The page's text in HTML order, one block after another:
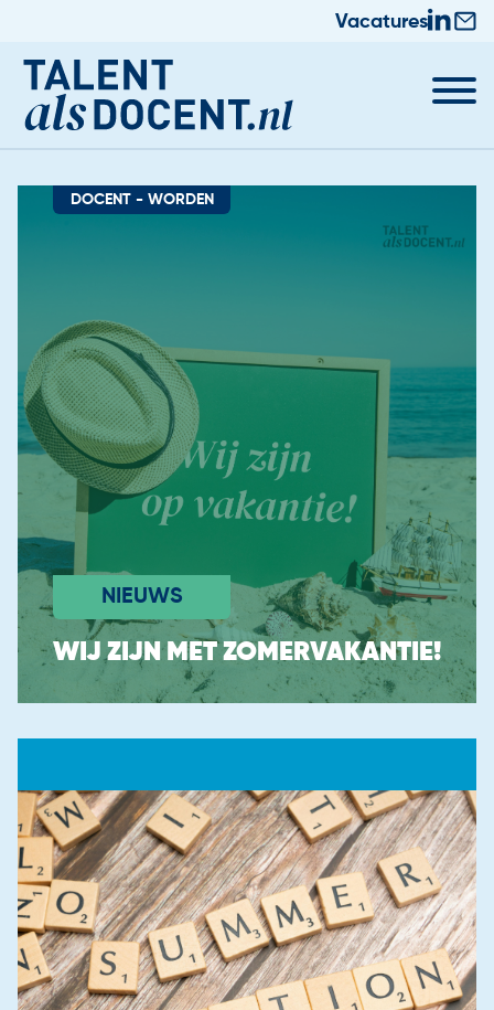
Vacatures
Docent worden
Nieuws & Trainingen
Informatie voor Zij-instromers
Praktische zaken
Routes naar het leraarschap
Informatie voor Zij-instromers
Tekortvakken in de regio
Onze instroomadviseurs
Groeien als docent
Alle berichten
Bekijk alle verhalen
In de Spotlight
Algemeen
Wereldwijd Docent
Bekijk alle vacatures
Contact
DOCENT - WORDEN
NIEUWS
WIJ ZIJN MET ZOMERVAKANTIE!